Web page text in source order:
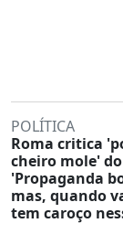
POLÍTICA
Roma critica
cheiro mole' do
'Propaganda
mas, quando
tem caroço